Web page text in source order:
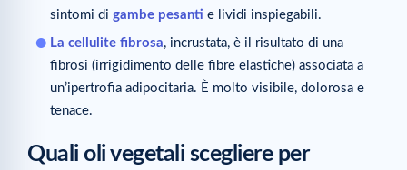
sintomi di gambe pesanti e lividi inspiegabili.
La cellulite fibrosa, incrustata, è il risultato di una
fibrosi (irrigidimento delle fibre elastiche) associata a
un’ipertrofia adipocitaria. È molto visibile, dolorosa e
tenace.
Quali oli vegetali scegliere per